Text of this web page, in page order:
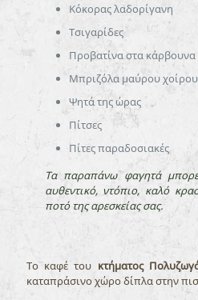
Κόκορας λαδορίγανη
Τσιγαρίδες
Προβατίνα στα κάρβουνα
Μπριζόλα μαύρου χοίρου
Ψητά της ώρας
Πίτσες
Πίτες παραδοσιακές
Τα παραπάνω φαγητά
αυθεντικό, ντόπιο, καλό
ποτό της αρεσκείας σας.
Το καφέ του κτήματος
καταπράσινο χώρο δίπλα στην